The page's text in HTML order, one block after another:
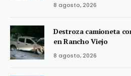
8 agosto, 2026
Destroza camioneta
en Rancho Viejo
8 agosto, 2026